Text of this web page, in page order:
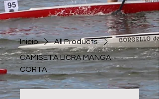
Inicio
All Products
CAMISETA LICRA MANGA
CORTA